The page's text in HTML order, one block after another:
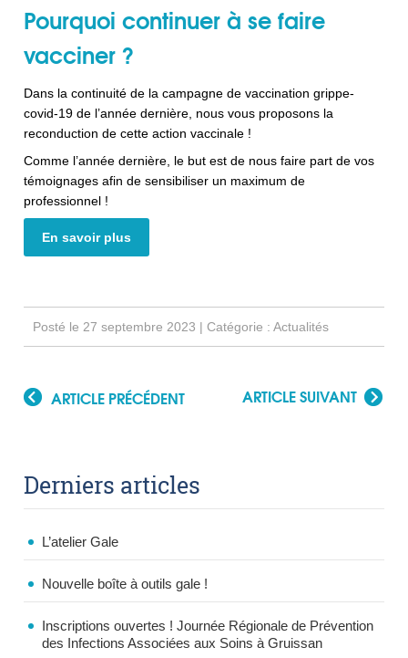
Pourquoi continuer à se faire
vacciner ?
Dans la continuité de la campagne de vaccination grippe-
covid-19 de l’année dernière, nous vous proposons la
reconduction de cette action vaccinale !
Comme l’année dernière, le but est de nous faire part de vos
témoignages afin de sensibiliser un maximum de
professionnel !
En savoir plus
Posté le 27 septembre 2023 | Catégorie :Actualités
ARTICLE PRÉCÉDENT ARTICLE SUIVANT
Derniers articles
L’atelier Gale
Nouvelle boîte à outils gale !
Inscriptions ouvertes ! Journée Régionale de Prévention
des Infections Associées aux Soins à Gruissan